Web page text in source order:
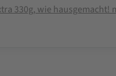
330g, wie hausgemacht!